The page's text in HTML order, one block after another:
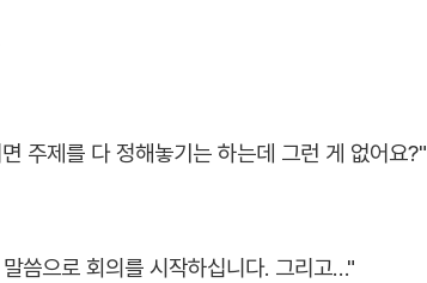
주제를 다 정해놓기는 하는데 그런 게 없어요?"
씀으로 회의를 시작하십니다. 그리고…"